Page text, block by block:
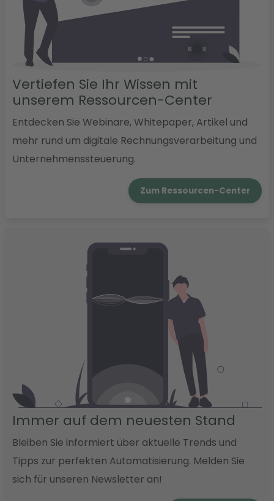
Vertiefen Sie Ihr Wissen mit
unserem Ressourcen-Center
Entdecken Sie Webinare, Whitepaper, Artikel und
mehr rund um digitale Rechnungsverarbeitung und
Unternehmenssteuerung.
Zum Ressourcen-Center
Immer auf dem neuesten Stand
Bleiben Sie informiert über aktuelle Trends und
Tipps zur perfekten Automatisierung. Melden Sie
sich für unseren Newsletter an!